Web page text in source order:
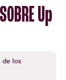
Up
de los